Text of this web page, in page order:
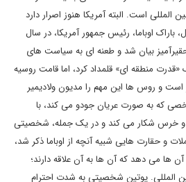
است. البته آمریکا هنوز اصرار دارد
باراک اوباما، رئیس جمهور آمریکا، در سال
تحقیرآمیز بیان شد و طعنه ای به سیاست های
«قدرت منطقه ای» قلمداد کرد، اما قامت روسیه
است و روس ها این مهم را مدیون ولادیمیر
که به صورت عریان جودو می کند، با
و خرس شکار می کند و در یک جمله، شخصیتی
و حقارت هایی شبیه آنچه از اوباما ذکر شد،
ها می دهد که آن ها به آن علاقه دارند؛
المللی. پوتین شخصیتی به شدت احترام